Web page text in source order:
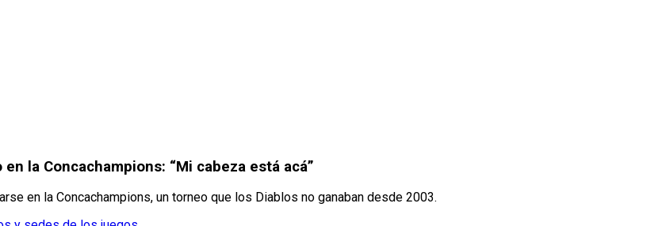
la Concachampions: “Mi cabeza está acá”
en la Concachampions, un torneo que los Diablos no ganaban desde 2003.